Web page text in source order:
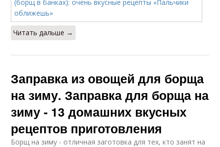
Читать дальше →
Заправка из овощей для борща
на зиму. Заправка для борща на
зиму - 13 домашних вкусных
рецептов приготовления
Борщ на зиму - отличная заготовка для тех, кто занят на